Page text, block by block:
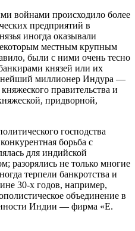
войнами происходило более
предприятий в
иногда оказывали
местным крупным
были с ними очень тесно
князей или их
миллионер Индура —
правительства и
придворной,
господства
борьба с
для индийской
разорялись не только многие
терпели банкротства и
30-х годов, например,
объединение в
Индии — фирма «Е.